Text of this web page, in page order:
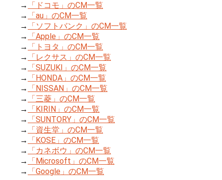
→
「ドコモ」のCM一覧
→
「au」のCM一覧
→
「ソフトバンク」のCM一覧
→
「Apple」のCM一覧
→
「トヨタ」のCM一覧
→
「レクサス」のCM一覧
→
「SUZUKI」のCM一覧
→
「HONDA」のCM一覧
→
「NISSAN」のCM一覧
→
「三菱」のCM一覧
→
「KIRIN」のCM一覧
→
「SUNTORY」のCM一覧
→
「資生堂」のCM一覧
→
「KOSE」のCM一覧
→
「カネボウ」のCM一覧
→
「Microsoft」のCM一覧
→
「Google」のCM一覧